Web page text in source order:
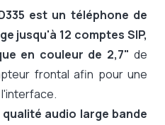
est un téléphone de
jusqu'à 12 comptes SIP,
en couleur de 2,7" de
frontal afin pour une
audio large bande